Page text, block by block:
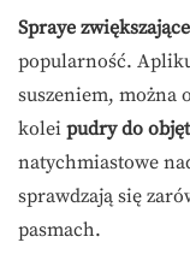
Spraye
popularność.
suszeniem, można
kolei pudry do
natychmiastowe
sprawdzają się
pasmach.